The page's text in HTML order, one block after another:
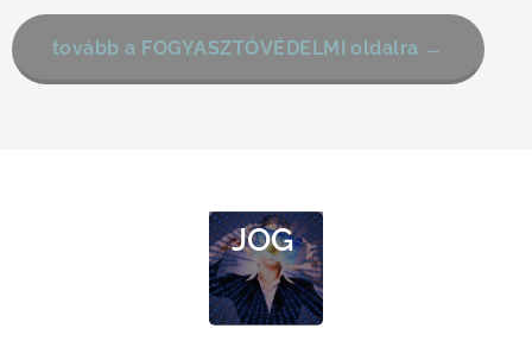
tovább a FOGYASZTÓVÉDELMI oldalra →
ADAT
JOG